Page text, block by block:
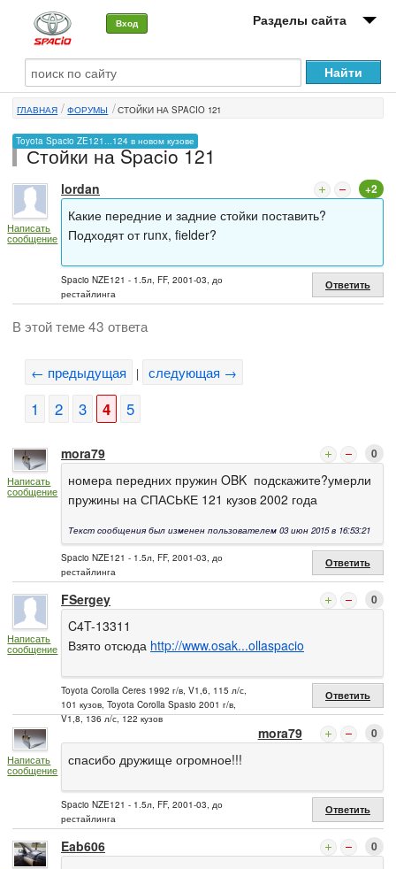
Вход Разделы сайта
О машине
Автоклуб
Форумы
Сервисы и услуги
Новости
ГЛАВНАЯ ФОРУМЫ СТОЙКИ НА SPACIO 121
Toyota Spacio ZE121...124 в новом кузове
Стойки на Spacio 121
Написать
сообщение
lordan +2
Какие передние и задние стойки поставить?
Подходят от runx, fielder?
Spacio NZE121 - 1.5л, FF, 2001-03, до
рестайлинга
Ответить
В этой теме 43 ответа
← предыдущая | следующая →
1 2 3 4 5
Написать
сообщение
mora79 0
номера передних пружин OBK подскажите?умерли
пружины на СПАСЬКЕ 121 кузов 2002 года
Текст сообщения был изменен пользователем 03 июн 2015 в 16:53:21
Spacio NZE121 - 1.5л, FF, 2001-03, до
рестайлинга
Ответить
Написать
сообщение
FSergey 0
C4T-13311
Взято отсюда http://www.osak...ollaspacio
Toyota Corolla Ceres 1992 г/в, V1,6, 115 л/с,
101 кузов, Toyota Corolla Spasio 2001 г/в,
V1,8, 136 л/с, 122 кузов
Ответить
Написать
сообщение
mora79 0
спасибо дружище огромное!!!
Spacio NZE121 - 1.5л, FF, 2001-03, до
рестайлинга
Ответить
Eab606 0